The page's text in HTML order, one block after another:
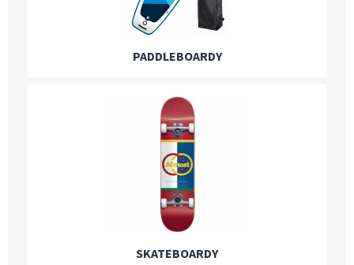
PADDLEBOARDY
SKATEBOARDY